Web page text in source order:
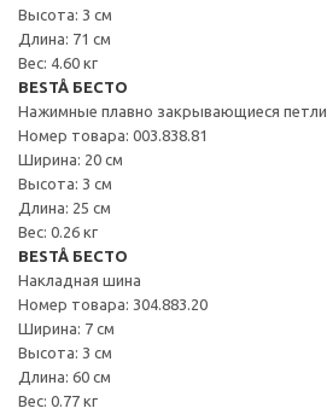
Высота: 3 см
Длина: 71 см
Вес: 4.60 кг
BESTÅ БЕСТО
Нажимные плавно закрывающиеся петли
Номер товара: 003.838.81
Ширина: 20 см
Высота: 3 см
Длина: 25 см
Вес: 0.26 кг
BESTÅ БЕСТО
Накладная шина
Номер товара: 304.883.20
Ширина: 7 см
Высота: 3 см
Длина: 60 см
Вес: 0.77 кг